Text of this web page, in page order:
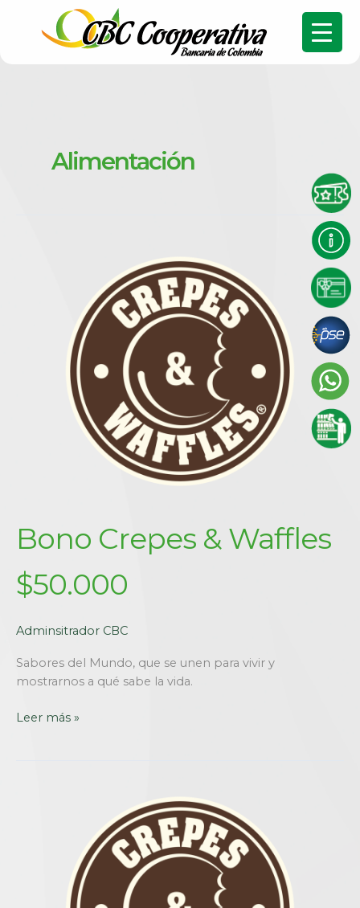
Alimentación
Bono Crepes & Waffles
$50.000
Adminsitrador CBC
Sabores del Mundo, que se unen para vivir y
mostrarnos a qué sabe la vida.
Leer más »